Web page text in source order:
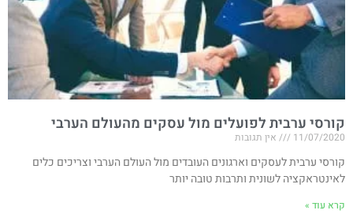
קורסי ערבית לפועלים מול עסקים מהעולם הערבי
11/07/2020 אין תגובות
קורסי ערבית לעסקים וארגונים העובדים מול העולם הערבי וצריכים כלים
לאינטראקציה לשונית ותרבות טובה יותר
קרא עוד »